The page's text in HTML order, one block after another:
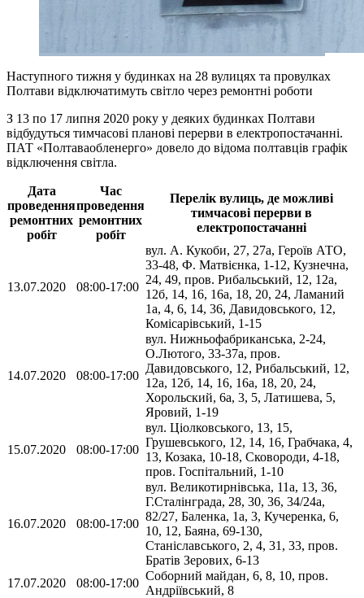
Наступного тижня у будинках на 28 вулицях та провулках
Полтави відключатимуть світло через ремонтні роботи
З 13 по 17 липня 2020 року у деяких будинках Полтави
відбудуться тимчасові планові перерви в електропостачанні.
ПАТ «Полтаваобленерго» довело до відома полтавців графік
відключення світла.
Дата
проведення
ремонтних
робіт
Час
проведення
ремонтних
робіт
Перелік вулиць, де можливі
тимчасові перерви в
електропостачанні
13.07.2020 08:00-17:00
вул. А. Кукоби, 27, 27а, Героїв АТО,
33-48, Ф. Матвієнка, 1-12, Кузнечна,
24, 49, пров. Рибальський, 12, 12а,
12б, 14, 16, 16а, 18, 20, 24, Ламаний
1а, 4, 6, 14, 36, Давидовського, 12,
Комісарівський, 1-15
14.07.2020 08:00-17:00
вул. Нижньофабриканська, 2-24,
О.Лютого, 33-37а, пров.
Давидовського, 12, Рибальський, 12,
12а, 12б, 14, 16, 16а, 18, 20, 24,
Хорольский, 6а, 3, 5, Латишева, 5,
Яровий, 1-19
15.07.2020 08:00-17:00
вул. Ціолковського, 13, 15,
Грушевського, 12, 14, 16, Грабчака, 4,
13, Козака, 10-18, Сковороди, 4-18,
пров. Госпітальний, 1-10
16.07.2020 08:00-17:00
вул. Великотирнівська, 11а, 13, 36,
Г.Сталінграда, 28, 30, 36, 34/24а,
82/27, Баленка, 1а, 3, Кучеренка, 6,
10, 12, Баяна, 69-130,
Станіславського, 2, 4, 31, 33, пров.
Братів Зерових, 6-13
17.07.2020
08:00-17:00
Соборний майдан, 6, 8, 10, пров.
Андріївський, 8